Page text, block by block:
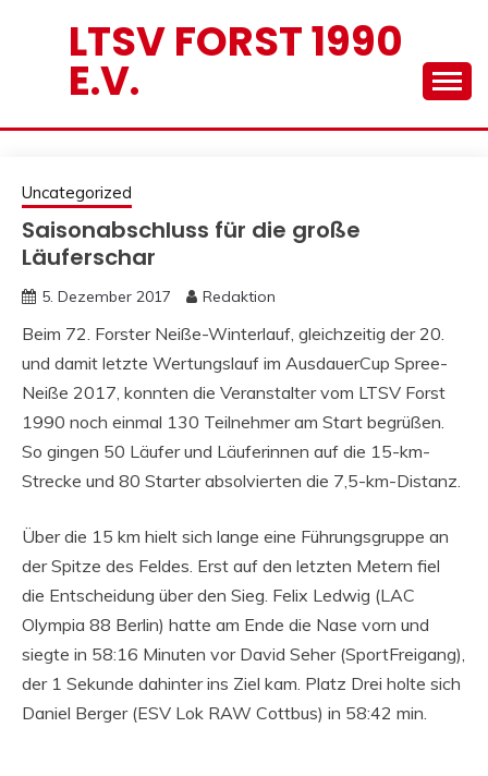
LTSV FORST 1990
E.V.
Uncategorized
Saisonabschluss für die große
Läuferschar
5. Dezember 2017 Redaktion
Beim 72. Forster Neiße-Winterlauf, gleichzeitig der 20.
und damit letzte Wertungslauf im AusdauerCup Spree-
Neiße 2017, konnten die Veranstalter vom LTSV Forst
1990 noch einmal 130 Teilnehmer am Start begrüßen.
So gingen 50 Läufer und Läuferinnen auf die 15-km-
Strecke und 80 Starter absolvierten die 7,5-km-Distanz.
Über die 15 km hielt sich lange eine Führungsgruppe an
der Spitze des Feldes. Erst auf den letzten Metern fiel
die Entscheidung über den Sieg. Felix Ledwig (LAC
Olympia 88 Berlin) hatte am Ende die Nase vorn und
siegte in 58:16 Minuten vor David Seher (SportFreigang),
der 1 Sekunde dahinter ins Ziel kam. Platz Drei holte sich
Daniel Berger (ESV Lok RAW Cottbus) in 58:42 min.